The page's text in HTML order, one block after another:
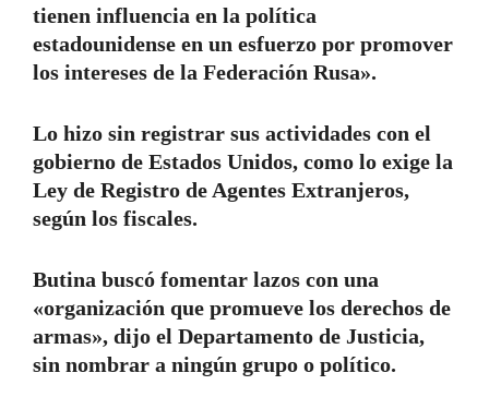
tienen influencia en la política
estadounidense en un esfuerzo por promover
los intereses de la Federación Rusa».
Lo hizo sin registrar sus actividades con el
gobierno de Estados Unidos, como lo exige la
Ley de Registro de Agentes Extranjeros,
según los fiscales.
Butina buscó fomentar lazos con una
«organización que promueve los derechos de
armas», dijo el Departamento de Justicia,
sin nombrar a ningún grupo o político.